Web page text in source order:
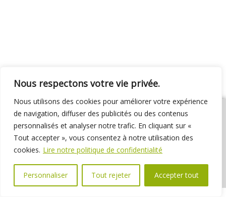
Nous respectons votre vie privée.
Nous utilisons des cookies pour améliorer votre expérience
de navigation, diffuser des publicités ou des contenus
personnalisés et analyser notre trafic. En cliquant sur «
Tout accepter », vous consentez à notre utilisation des
cookies. Lire notre politique de confidentialité
Personnaliser Tout rejeter Accepter tout
01 69 31 72 10 01 69 31 37 31
Nous contacter
Espace élus
Marchés publics Délibérations